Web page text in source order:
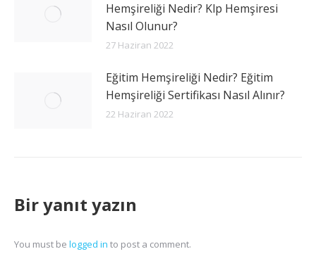
Hemşireliği Nedir? Klp Hemşiresi
Nasıl Olunur?
27 Haziran 2022
Eğitim Hemşireliği Nedir? Eğitim
Hemşireliği Sertifikası Nasıl Alınır?
22 Haziran 2022
Bir yanıt yazın
You must be logged in to post a comment.